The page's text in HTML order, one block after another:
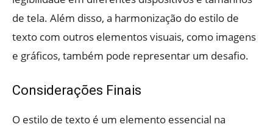
de tela. Além disso, a harmonização do estilo de
texto com outros elementos visuais, como imagens
e gráficos, também pode representar um desafio.
Considerações Finais
O estilo de texto é um elemento essencial na